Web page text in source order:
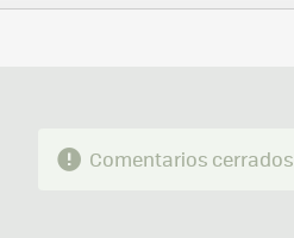
FACEBOOK
TWITTERFLIPBOARD
E-
WHATSAPP
Comentarios cerrados